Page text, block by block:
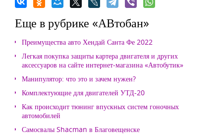
Еще в рубрике «АВтобан»
Преимущества авто Хендай Санта Фе 2022
Легкая покупка защиты картера двигателя и других
аксессуаров на сайте интернет-магазина «Автобутик»
Манипулятор: что это и зачем нужен?
Комплектующие для двигателей УТД-20
Как происходит тюнинг впускных систем гоночных
автомобилей
Самосвалы Shacman в Благовещенске